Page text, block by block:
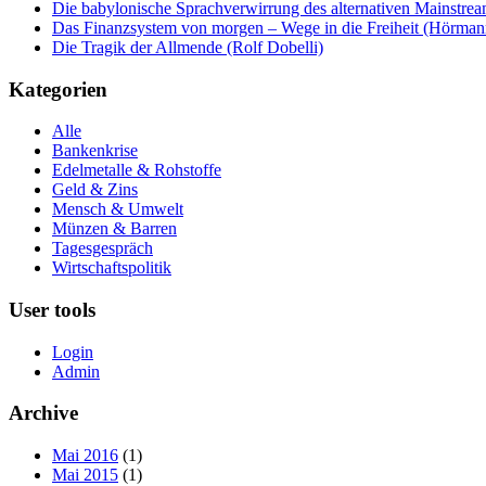
Die babylonische Sprachverwirrung des alternativen
Das Finanzsystem von morgen – Wege in die Freiheit
Die Tragik der Allmende (Rolf Dobelli)
Kategorien
Alle
Bankenkrise
Edelmetalle & Rohstoffe
Geld & Zins
Mensch & Umwelt
Münzen & Barren
Tagesgespräch
Wirtschaftspolitik
User tools
Login
Admin
Archive
Mai 2016 (1)
Mai 2015 (1)